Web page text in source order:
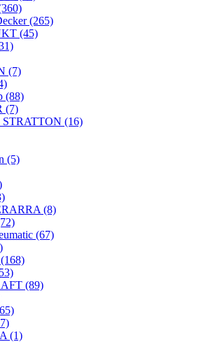
(265)
(45)
(7)
(88)
(7)
(16)
(5)
(8)
(67)
(168)
(89)
(1)